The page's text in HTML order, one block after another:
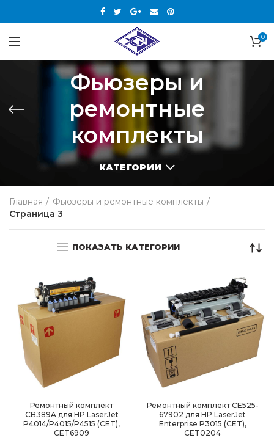
0
Фьюзеры и
ремонтные
комплекты
КАТЕГОРИИ
Главная
Фьюзеры и ремонтные комплекты
Страница 3
ПОКАЗАТЬ КАТЕГОРИИ
Ремонтный комплект
CB389A для HP LaserJet
P4014/P4015/P4515 (CET),
CET6909
Ремонтный комплект CE525-
67902 для HP LaserJet
Enterprise P3015 (CET),
CET0204